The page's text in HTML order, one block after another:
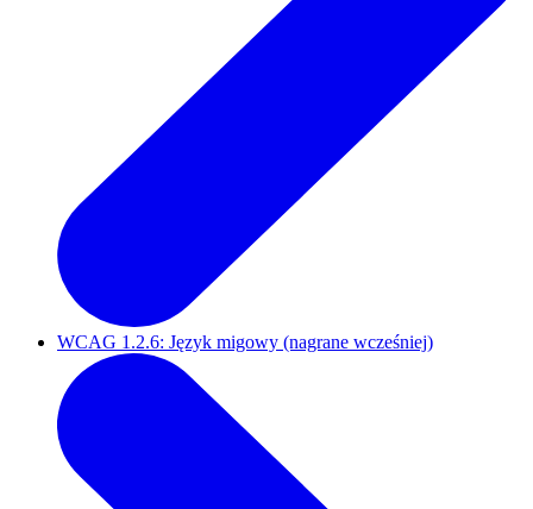
WCAG 1.2.6: Język migowy (nagrane wcześniej)